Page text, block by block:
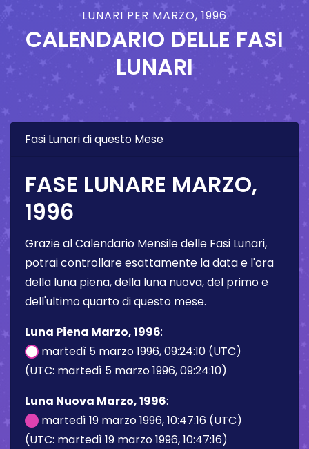
LUNARI PER MARZO, 1996
CALENDARIO DELLE FASI
LUNARI
Fasi Lunari di questo Mese
FASE LUNARE MARZO,
1996
Grazie al Calendario Mensile delle Fasi Lunari,
potrai controllare esattamente la data e l'ora
della luna piena, della luna nuova, del primo e
dell'ultimo quarto di questo mese.
Luna Piena Marzo, 1996:
martedì 5 marzo 1996, 09:24:10 (UTC)
(UTC: martedì 5 marzo 1996, 09:24:10)
Luna Nuova Marzo, 1996:
martedì 19 marzo 1996, 10:47:16 (UTC)
(UTC: martedì 19 marzo 1996, 10:47:16)